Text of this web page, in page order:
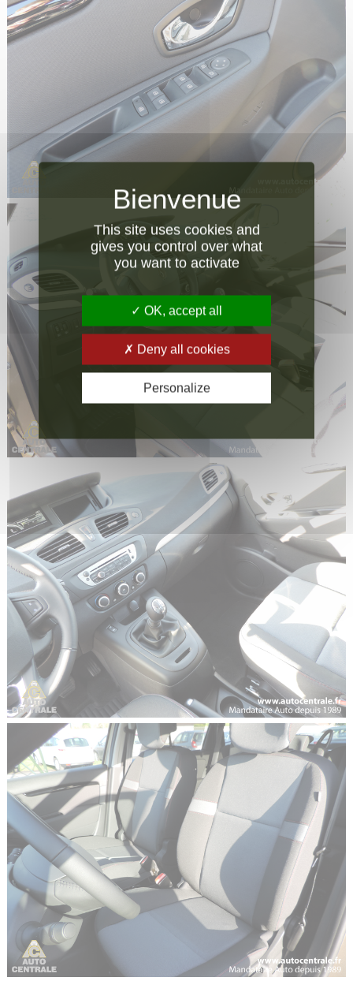
This site uses cookies and
gives you control over what
you want to activate
OK, accept all
Deny all cookies
Personalize